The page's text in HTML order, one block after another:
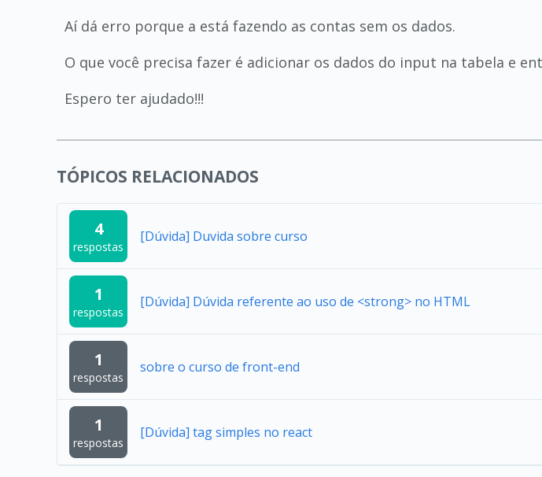
Aí dá erro porque a está fazendo as contas sem os dados.
O que você precisa fazer é adicionar os dados do input na tabela e
Espero ter ajudado!!!
TÓPICOS RELACIONADOS
4
respostas
[Dúvida] Duvida sobre curso
1
respostas
[Dúvida] Dúvida referente ao uso de <strong> no HTML
1
respostas
sobre o curso de front-end
1
respostas
[Dúvida] tag simples no react